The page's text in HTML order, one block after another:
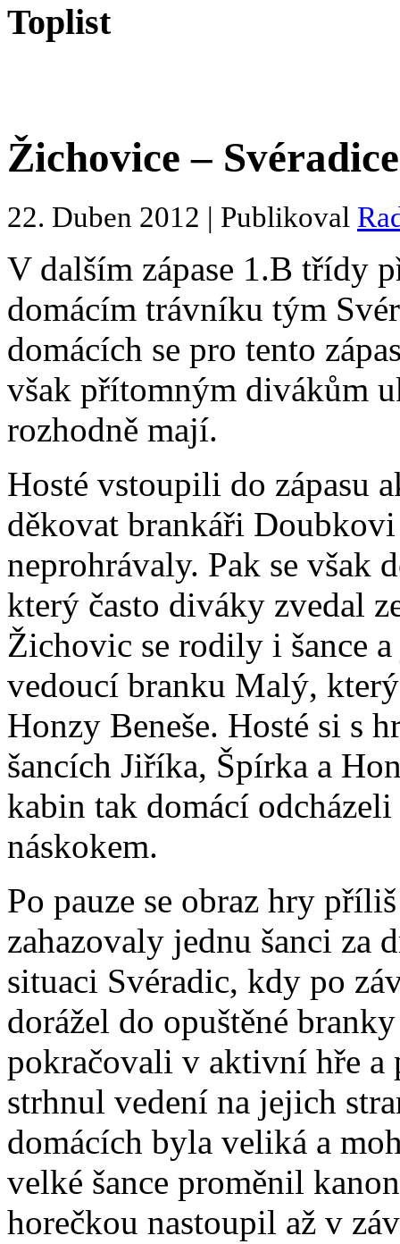
Toplist
Žichovice –
22. Duben 2012 | Publikoval
V dalším zápase 1.B třídy
domácím trávníku tým
domácích se pro tento
však přítomným divákům
rozhodně mají.
Hosté vstoupili do zápasu
děkovat brankáři
neprohrávaly. Pak se však
který často diváky zvedal
Žichovic se rodily i šance
vedoucí branku Malý,
Honzy Beneše. Hosté si s
šancích Jiříka, Špírka a
kabin tak domácí
náskokem.
Po pauze se obraz hry
zahazovaly jednu šanci za
situaci Svéradic, kdy po
dorážel do opuštěné
pokračovali v aktivní hře
strhnul vedení na jejich
domácích byla veliká a
velké šance proměnil
horečkou nastoupil až v